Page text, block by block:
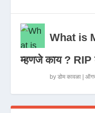
What is
म्हणजे काय ? RIP
byडोम कावळा |